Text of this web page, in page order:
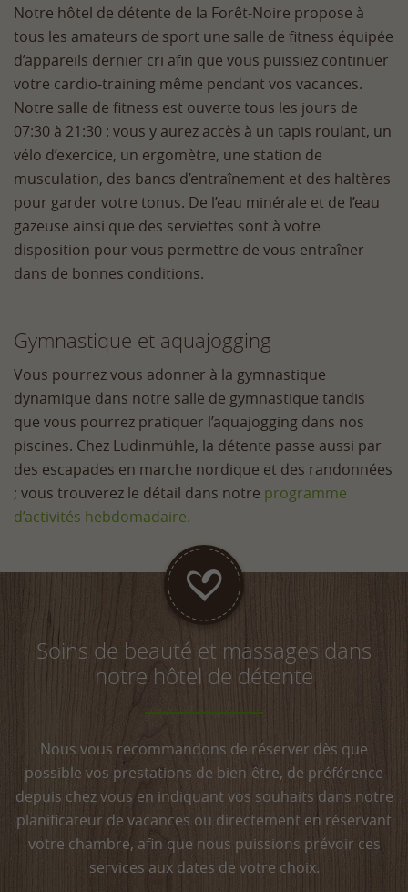
Notre hôtel de détente de la Forêt-Noire propose à
tous les amateurs de sport une salle de fitness équipée
d’appareils dernier cri afin que vous puissiez continuer
votre cardio-training même pendant vos vacances.
Notre salle de fitness est ouverte tous les jours de
07:30 à 21:30 : vous y aurez accès à un tapis roulant, un
vélo d’exercice, un ergomètre, une station de
musculation, des bancs d’entraînement et des haltères
pour garder votre tonus. De l’eau minérale et de l’eau
gazeuse ainsi que des serviettes sont à votre
disposition pour vous permettre de vous entraîner
dans de bonnes conditions.
Gymnastique et aquajogging
Vous pourrez vous adonner à la gymnastique
dynamique dans notre salle de gymnastique tandis
que vous pourrez pratiquer l’aquajogging dans nos
piscines. Chez Ludinmühle, la détente passe aussi par
des escapades en marche nordique et des randonnées
; vous trouverez le détail dans notre programme
d’activités hebdomadaire.
Soins de beauté et massages dans
notre hôtel de détente
Nous vous recommandons de réserver dès que
possible vos prestations de bien-être, de préférence
depuis chez vous en indiquant vos souhaits dans notre
planificateur de vacances ou directement en réservant
votre chambre, afin que nous puissions prévoir ces
services aux dates de votre choix.